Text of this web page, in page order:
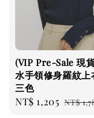
(VIP Pre-Sale 現
水手領修身羅紋上
三色
Sale
NT$ 1,205 NT$